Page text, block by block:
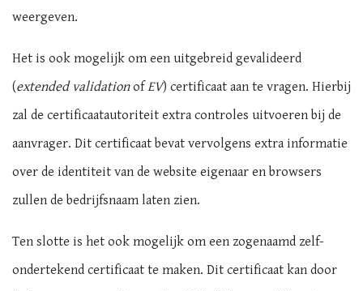
weergeven.
Het is ook mogelijk om een uitgebreid gevalideerd
(extended validationofEV) certificaat aan te vragen. Hierbij
zal de certificaatautoriteit extra controles uitvoeren bij de
aanvrager. Dit certificaat bevat vervolgens extra informatie
over de identiteit van de website eigenaar en browsers
zullen de bedrijfsnaam laten zien.
Ten slotte is het ook mogelijk om een zogenaamd zelf-
ondertekend certificaat te maken. Dit certificaat kan door